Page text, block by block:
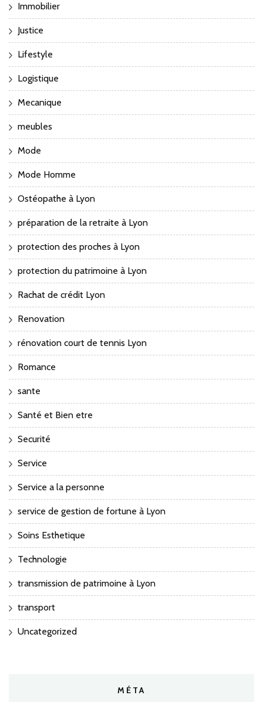
Immobilier
Justice
Lifestyle
Logistique
Mecanique
meubles
Mode
Mode Homme
Ostéopathe à Lyon
préparation de la retraite à Lyon
protection des proches à Lyon
protection du patrimoine à Lyon
Rachat de crédit Lyon
Renovation
rénovation court de tennis Lyon
Romance
sante
Santé et Bien etre
Securité
Service
Service a la personne
service de gestion de fortune à Lyon
Soins Esthetique
Technologie
transmission de patrimoine à Lyon
transport
Uncategorized
MÉTA